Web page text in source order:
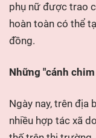
phụ nữ được trao
hoàn toàn có thể
đồng.
Những "cánh
Ngày nay, trên địa
nhiều hợp tác xã